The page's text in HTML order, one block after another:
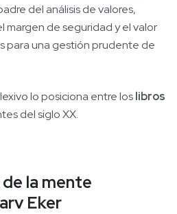
del análisis de valores,
margen de seguridad y el valor
para una gestión prudente de
lo posiciona entre loslibros
del siglo XX.
la mente
Eker